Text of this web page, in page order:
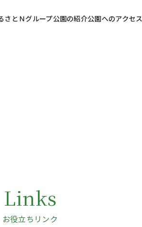
さとＮグループ公園の紹介公園へのアクセス
Links
お役立ちリンク